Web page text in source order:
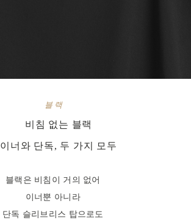
블랙
비침 없는 블랙
이너와 단독, 두 가지 모두
블랙은 비침이 거의 없어
이너뿐 아니라
단독 슬리브리스 탑으로도